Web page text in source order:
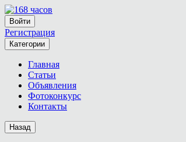
Войти
Регистрация
Категории
Главная
Статьи
Объявления
Фотоконкурс
Контакты
Назад